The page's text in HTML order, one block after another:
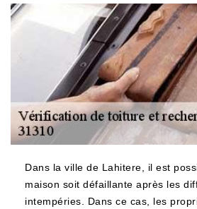
Dans la ville de Lahitere, il est
maison soit défaillante après les
intempéries. Dans ce cas, les